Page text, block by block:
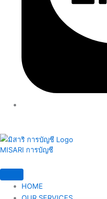
MISARI การบัญชี
HOME